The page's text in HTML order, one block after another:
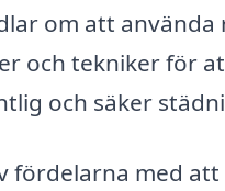
om att använda
och tekniker för
och säker
fördelarna med